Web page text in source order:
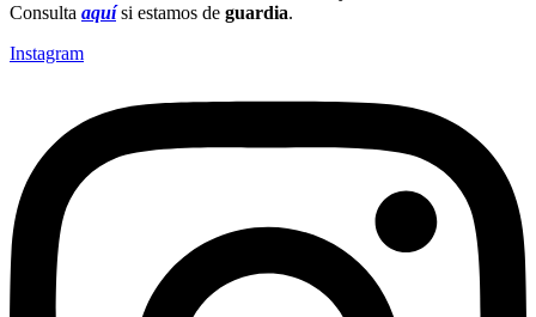
Consulta aquísi estamos de guardia.
Instagram